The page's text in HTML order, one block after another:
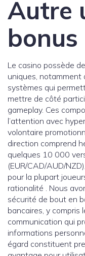
Autre
bonus
Le casino possède
uniques, notamment
systèmes qui
mettre de côté
gameplay. Ces
l’attention avec
volontaire
direction comprend
quelques 10 000
(EUR/CAD/AUD/
pour la plupart
rationalité . Nous
sécurité de bout en
bancaires, y
communication qui
informations
égard constituent